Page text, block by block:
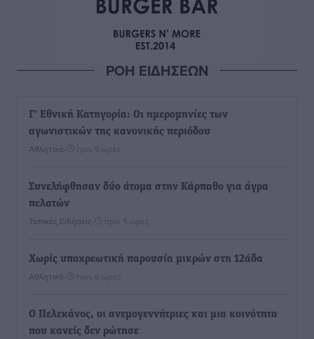
ΡΟΗ ΕΙΔΗΣΕΩΝ
Γ’ Εθνική Κατηγορία: Οι ημερομηνίες των
αγωνιστικών της κανονικής περιόδου
Αθλητικά πριν 5 ώρες
Συνελήφθησαν δύο άτομα στην Κάρπαθο για άγρα
πελατών
Τοπικές Ειδήσεις πριν 5 ώρες
Χωρίς υποχρεωτική παρουσία μικρών στη 12άδα
Αθλητικά πριν 6 ώρες
Ο Πελεκάνος, οι ανεμογεννήτριες και μια κοινότητα
που κανείς δεν ρώτησε